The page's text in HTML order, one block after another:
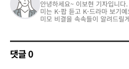
안녕하세요~ 이보현 기자입니
미는 K-팝 듣고 K-드라마 보기
미모 비결을 속속들이 알려드릴
댓글0